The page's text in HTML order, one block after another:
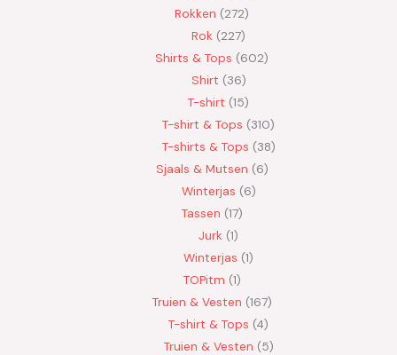
Rokken 272
Rok 227
Shirts & Tops 602
Shirt 36
T-shirt 15
T-shirt & Tops 310
T-shirts & Tops 38
Sjaals & Mutsen 6
Winterjas 6
Tassen 17
Jurk 1
Winterjas 1
TOPitm 1
Truien & Vesten 167
T-shirt & Tops 4
Truien & Vesten 5